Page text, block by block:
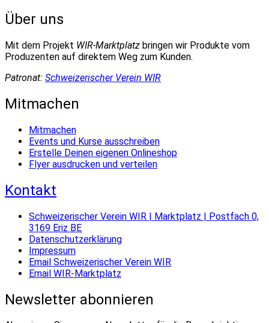
Über uns
Mit dem Projekt WIR-Marktplatz bringen wir Produkte vom
Produzenten auf direktem Weg zum Kunden.
Patronat: Schweizerischer Verein WIR
Mitmachen
Mitmachen
Events und Kurse ausschreiben
Erstelle Deinen eigenen Onlineshop
Flyer ausdrucken und verteilen
Kontakt
Schweizerischer Verein WIR | Marktplatz | Postfach 0,
3169 Eriz BE
Datenschutzerklärung
Impressum
Email Schweizerischer Verein WIR
Email WIR-Marktplatz
Newsletter abonnieren